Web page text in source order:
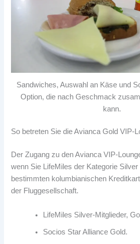
Sandwiches, Auswahl an Käse und
Option, die nach Geschmack
kann.
So betreten Sie die Avianca Gold VIP-
Der Zugang zu den Avianca VIP-
wenn Sie LifeMiles der Kategorie
bestimmten kolumbianischen
der Fluggesellschaft.
LifeMiles Silver-Mitglieder,
Socios Star Alliance Gold.